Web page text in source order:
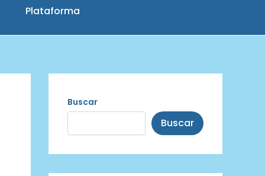
Plataforma
Buscar
Buscar